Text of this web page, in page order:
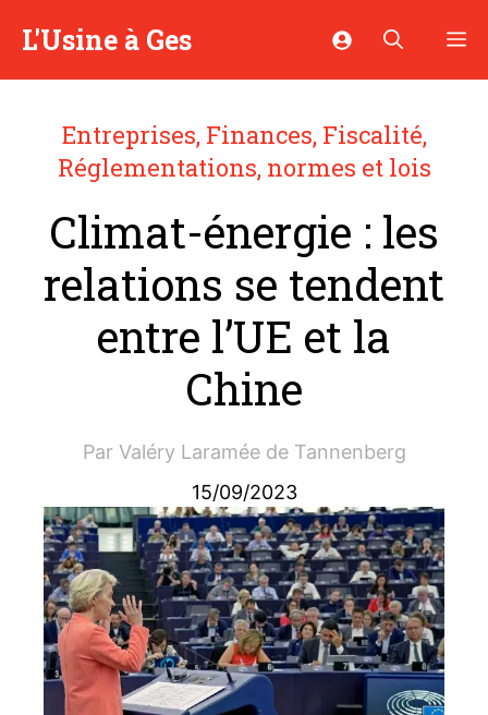
L'Usine à Ges
Entreprises, Finances, Fiscalité,
Réglementations, normes et lois
Climat-énergie : les
relations se tendent
entre l’UE et la
Chine
Par Valéry Laramée de Tannenberg
15/09/2023